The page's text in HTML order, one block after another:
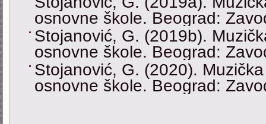
osnovne škole. Beograd:
Stojanović, G. (2019b).
osnovne škole. Beograd:
Stojanović, G. (2020).
osnovne škole. Beograd: